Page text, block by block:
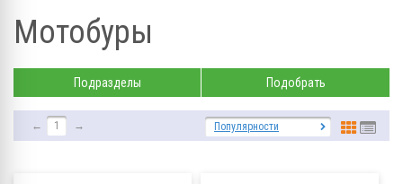
Мотобуры
Подразделы Подобрать
← 1 → Популярности